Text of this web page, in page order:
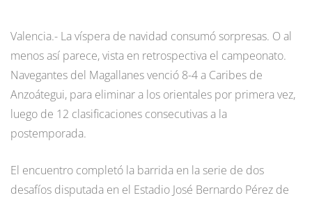
Valencia.- La víspera de navidad consumó sorpresas. O al
menos así parece, vista en retrospectiva el campeonato.
Navegantes del Magallanes venció 8-4 a Caribes de
Anzoátegui, para eliminar a los orientales por primera vez,
luego de 12 clasificaciones consecutivas a la
postemporada.
El encuentro completó la barrida en la serie de dos
desafíos disputada en el Estadio José Bernardo Pérez de